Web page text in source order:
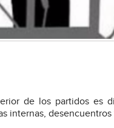
de los partidos es
internas, desencuentros